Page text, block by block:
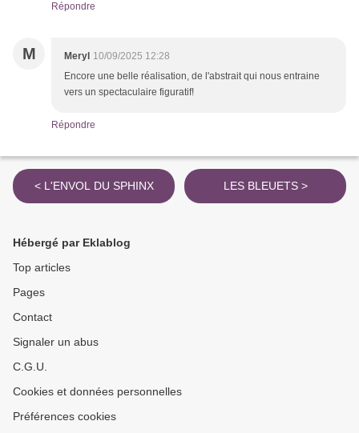
Répondre
M Meryl 10/09/2025 12:28
Encore une belle réalisation, de l'abstrait qui nous entraine
vers un spectaculaire figuratif!
Répondre
< L'ENVOL DU SPHINX LES BLEUETS >
Hébergé par Eklablog
Top articles
Pages
Contact
Signaler un abus
C.G.U.
Cookies et données personnelles
Préférences cookies